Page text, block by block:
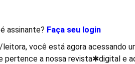
assinante? Faça seu login
você está agora acessando
pertence a nossa revista✱digital e
Kika Carvalho
Liliana Sanches